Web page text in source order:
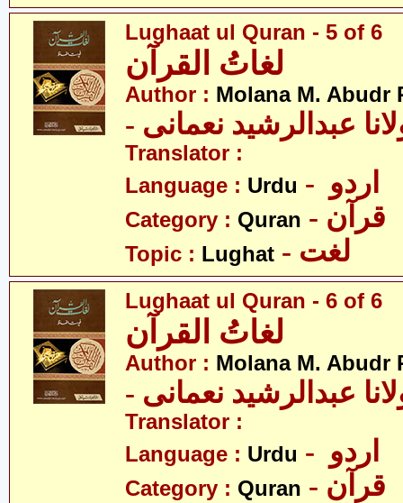
Lughaat ul Quran - 5 of 6
لغاتُ القرآن
Author : Molana M. Abudr
عبدالرشید نعمانی
Translator :
Language : Urdu
Category : Quran - قرآن
Topic : Lughat - لغت
Lughaat ul Quran - 6 of 6
لغاتُ القرآن
Author : Molana M. Abudr
عبدالرشید نعمانی
Translator :
Language : Urdu
Category : Quran - قرآن